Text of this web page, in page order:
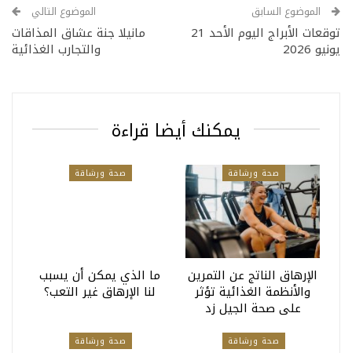
الموضوع السابق
توقعات الأبراج اليوم الأحد 21
يونيو 2026
الموضوع التالي
مانيلا جنة عشاق المذاقات
والتجارب الغذائية
يمكنك أيضا قراءة
صحة ورشاقة
الإرهاق الناتج عن التمرين
والأنظمة الغذائية تؤثر
على صحة الجيل زد
صحة ورشاقة
ما الذي يمكن أن يسبب
لنا الإرهاق غير التعب؟
صحة ورشاقة صحة ورشاقة